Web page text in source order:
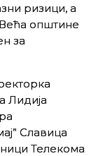
ризици, а
Већа општине
за
Лидија
Славица
Телекома